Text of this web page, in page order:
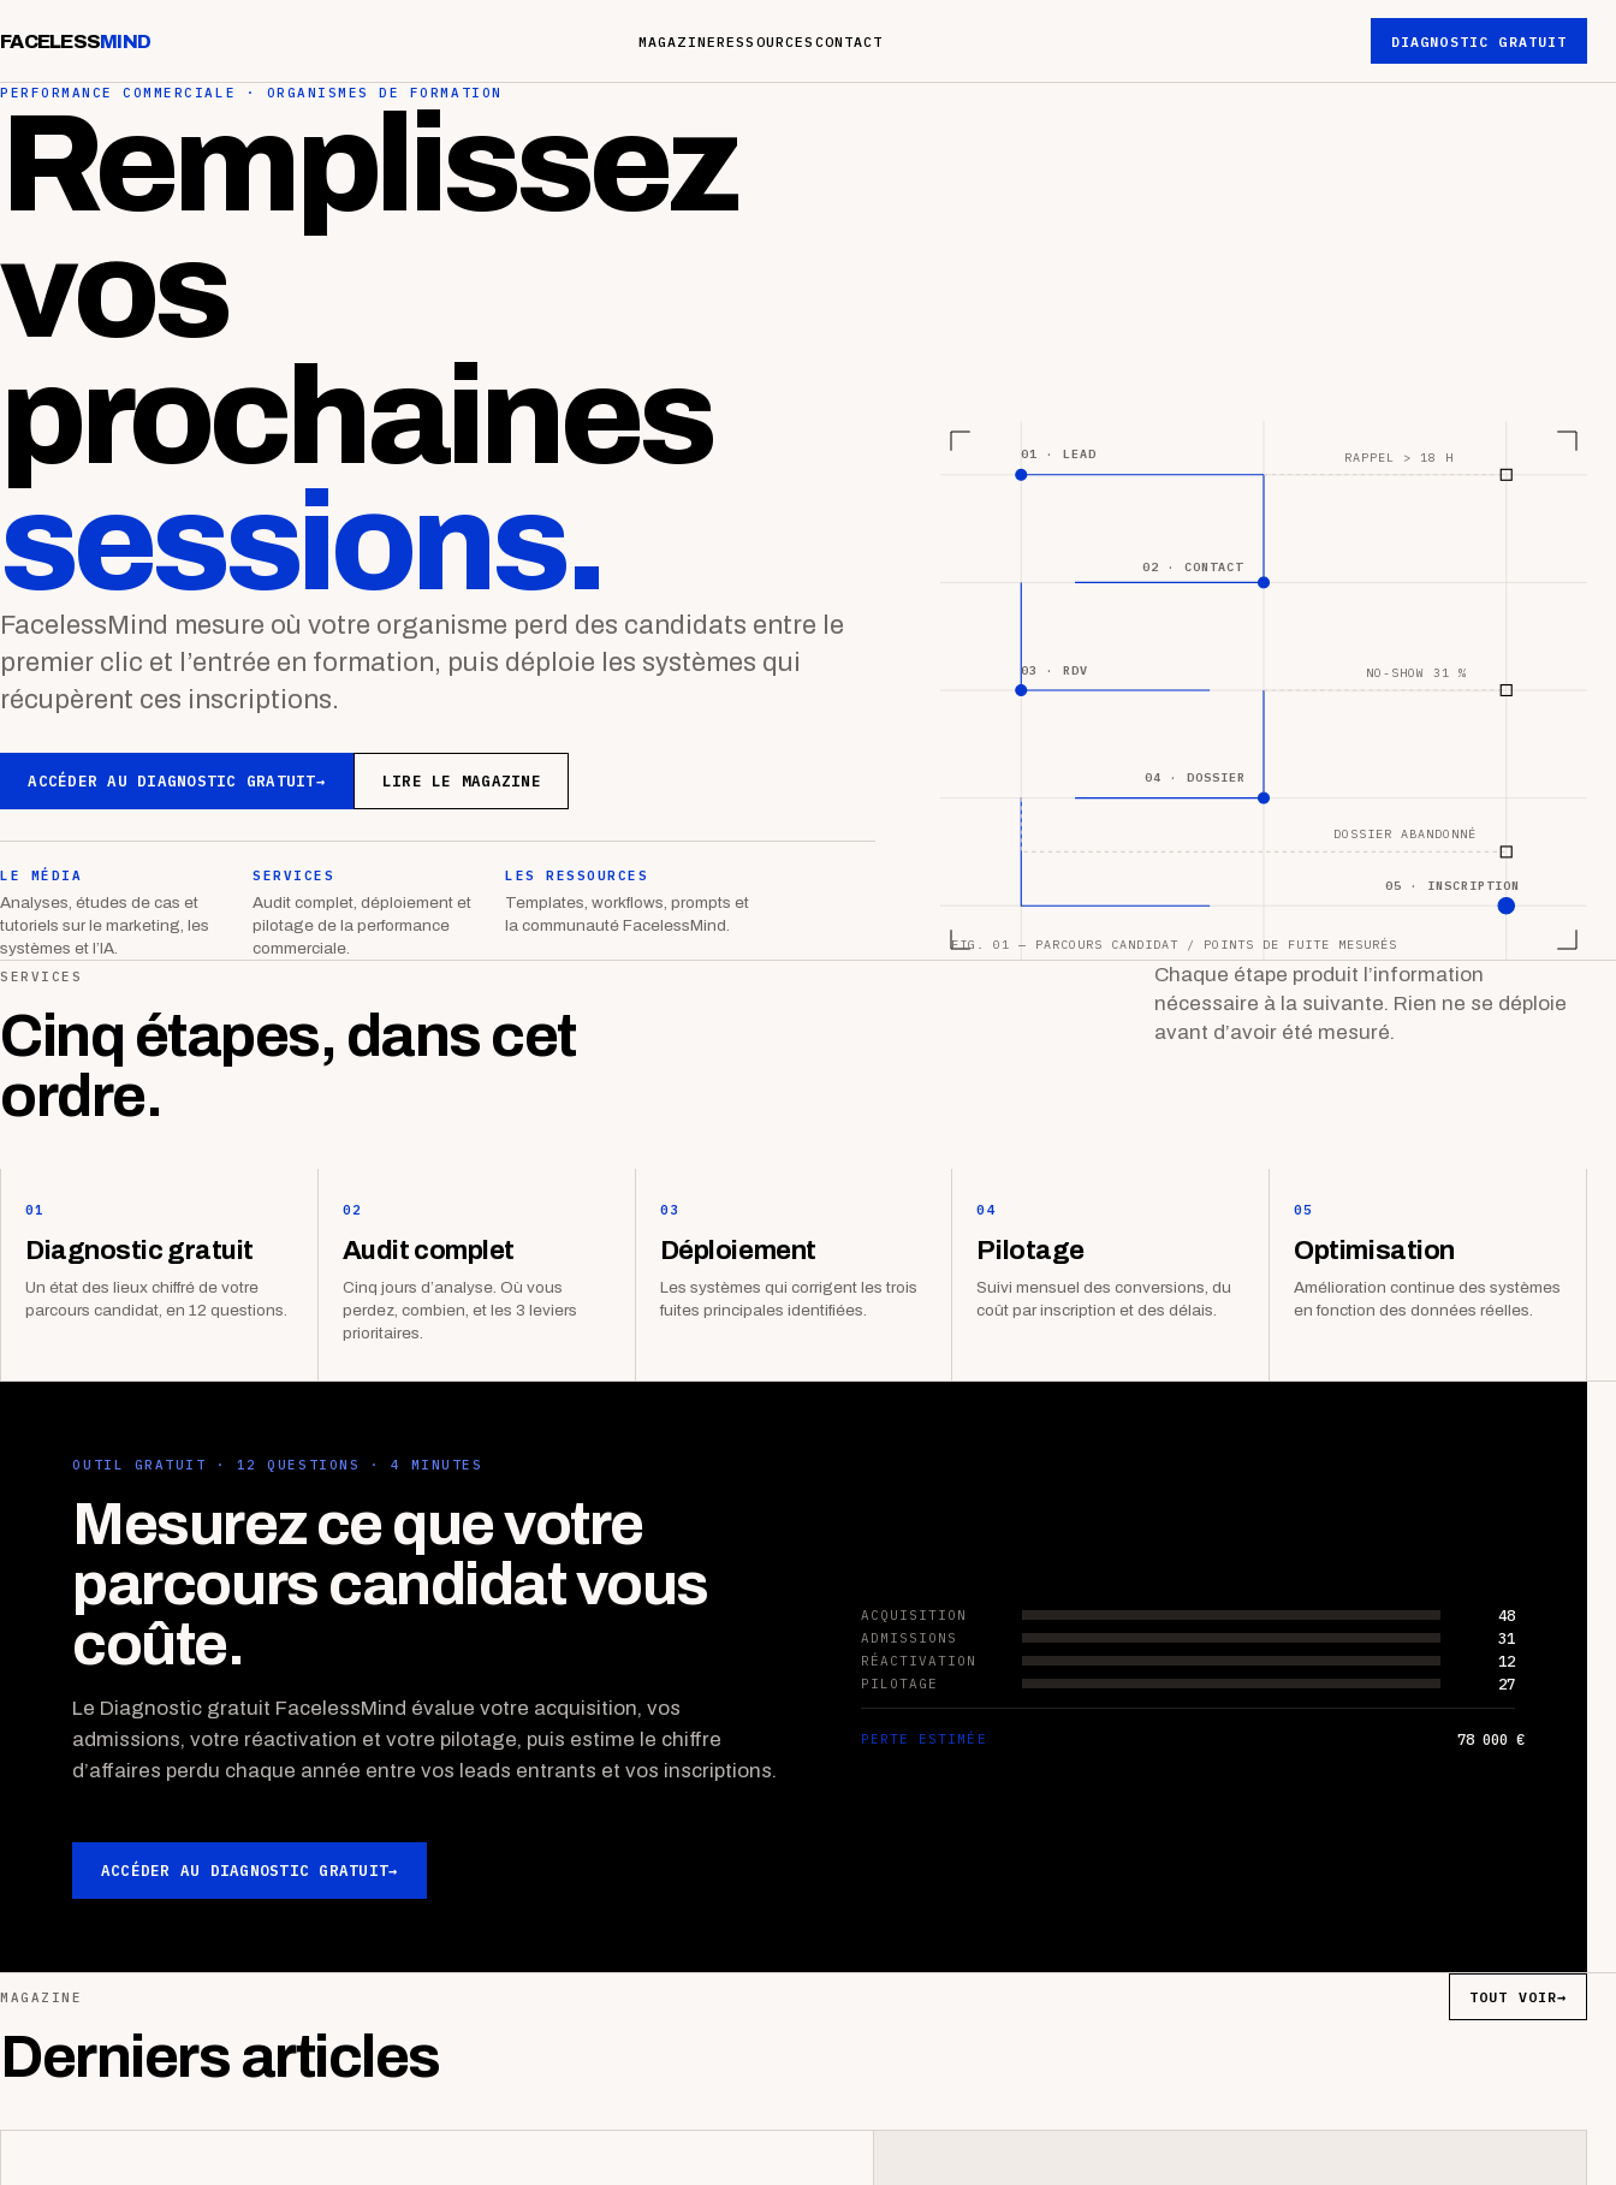
FACELESSMIND MAGAZINERESSOURCES CONTACT DIAGNOSTIC GRATUIT
PERFORMANCE COMMERCIALE · ORGANISMES DE FORMATION
Remplissez
vos
prochaines
sessions.
FacelessMind mesure où votre organisme perd des candidats entre le
premier clic et l’entrée en formation, puis déploie les systèmes qui
récupèrent ces inscriptions.
ACCÉDER AU DIAGNOSTIC GRATUIT→ LIRE LE MAGAZINE
LE MÉDIA
Analyses, études de cas et
tutoriels sur le marketing, les
systèmes et l’IA.
SERVICES
Audit complet, déploiement et
pilotage de la performance
commerciale.
LES RESSOURCES
Templates, workflows, prompts et
la communauté FacelessMind.
01 · LEAD
02 · CONTACT
03 · RDV
04 · DOSSIER
05 · INSCRIPTION
RAPPEL > 18 H
NO-SHOW 31 %
DOSSIER ABANDONNÉ
FIG. 01 — PARCOURS CANDIDAT / POINTS DE FUITE MESURÉS
SERVICES
Cinq étapes, dans cet
ordre.
Chaque étape produit l’information
nécessaire à la suivante. Rien ne se déploie
avant d’avoir été mesuré.
01
Diagnostic gratuit
Un état des lieux chiffré de votre
parcours candidat, en 12 questions.
02
Audit complet
Cinq jours d’analyse. Où vous
perdez, combien, et les 3 leviers
prioritaires.
03
Déploiement
Les systèmes qui corrigent les trois
fuites principales identifiées.
04
Pilotage
Suivi mensuel des conversions, du
coût par inscription et des délais.
05
Optimisation
Amélioration continue des systèmes
en fonction des données réelles.
OUTIL GRATUIT · 12 QUESTIONS · 4 MINUTES
Mesurez ce que votre
parcours candidat vous
coûte.
Le Diagnostic gratuit FacelessMind évalue votre acquisition, vos
admissions, votre réactivation et votre pilotage, puis estime le chiffre
d’affaires perdu chaque année entre vos leads entrants et vos inscriptions.
ACCÉDER AU DIAGNOSTIC GRATUIT→
ACQUISITION 48
ADMISSIONS 31
RÉACTIVATION 12
PILOTAGE 27
PERTE ESTIMÉE 78 000 €
MAGAZINE
Derniers articles
TOUT VOIR→